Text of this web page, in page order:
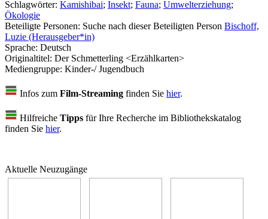
Schlagwörter: Kamishibai; Insekt; Fauna; Umwelterziehung;
Ökologie
Beteiligte Personen: Suche nach dieser Beteiligten Person Bischoff,
Luzie (Herausgeber*in)
Sprache: Deutsch
Originaltitel: Der Schmetterling <Erzählkarten>
Mediengruppe: Kinder-/ Jugendbuch
Infos zum Film-Streaming finden Sie hier.
Hilfreiche Tipps für Ihre Recherche im Bibliothekskatalog
finden Sie hier.
Aktuelle Neuzugänge